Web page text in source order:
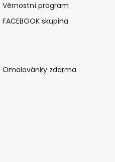
Věrnostní program
FACEBOOK skupina
Omalovánky zdarma